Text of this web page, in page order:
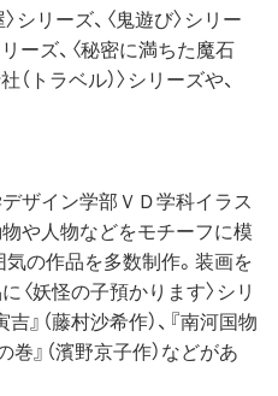
シリーズ、〈鬼遊び〉シリー
ーズ、〈秘密に満ちた魔石
トラベル）〉シリーズや、
ザイン学部ＶＤ学科イラス
や人物などをモチーフに模
の作品を多数制作。装画を
〈妖怪の子預かります〉シリ
』（藤村沙希作）、『南河国物
』（濱野京子作）などがあ